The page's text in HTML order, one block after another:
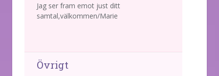
Jag ser fram emot just ditt
samtal,välkommen/Marie
Övrigt